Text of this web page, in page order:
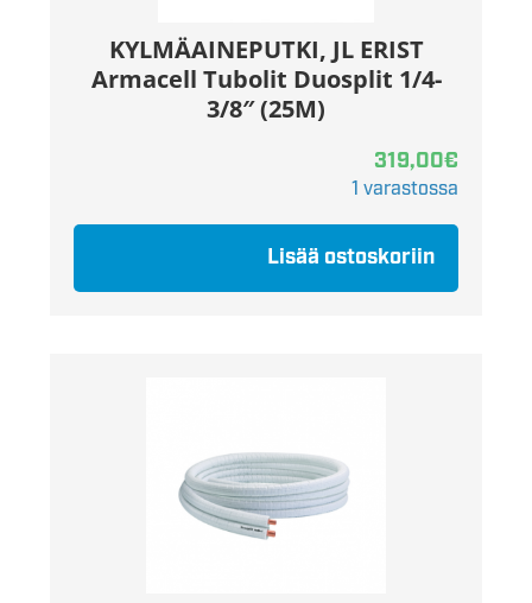
KYLMÄAINEPUTKI, JL ERIST
Armacell Tubolit Duosplit 1/4-
3/8″ (25M)
319,00€
1 varastossa
Lisää ostoskoriin